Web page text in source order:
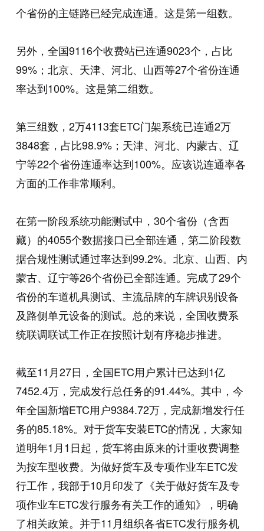
个省份的主链路已经完成连通。这是第一组数。
另外，全国9116个收费站已连通9023个，占比
99%；北京、天津、河北、山西等27个省份连通
率达到100%。这是第二组数。
第三组数，2万4113套ETC门架系统已连通2万
3848套，占比98.9%；天津、河北、内蒙古、辽
宁等22个省份连通率达到100%。应该说连通率各
方面的工作非常顺利。
在第一阶段系统功能测试中，30个省份（含西
藏）的4055个数据接口已全部连通，第二阶段数
据合规性测试通过率达到99.2%。北京、山西、内
蒙古、辽宁等26个省份已全部连通。完成了29个
省份的车道机具测试、主流品牌的车牌识别设备
及路侧单元设备的测试。总的来说，全国收费系
统联调联试工作正在按照计划有序稳步推进。
截至11月27日，全国ETC用户累计已达到1亿
7452.4万，完成发行总任务的91.44%。其中，今
年全国新增ETC用户9384.72万，完成新增发行任
务的85.18%。对于货车安装ETC的情况，大家知
道明年1月1日起，货车将由原来的计重收费调整
为按车型收费。为做好货车及专项作业车ETC发
行工作，我部于10月印发了《关于做好货车及专
项作业车ETC发行服务有关工作的通知》，明确
了相关政策。并于11月组织各省ETC发行服务机